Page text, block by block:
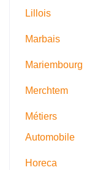
Lillois
Marbais
Mariembourg
Merchtem
Métiers
Automobile
Horeca